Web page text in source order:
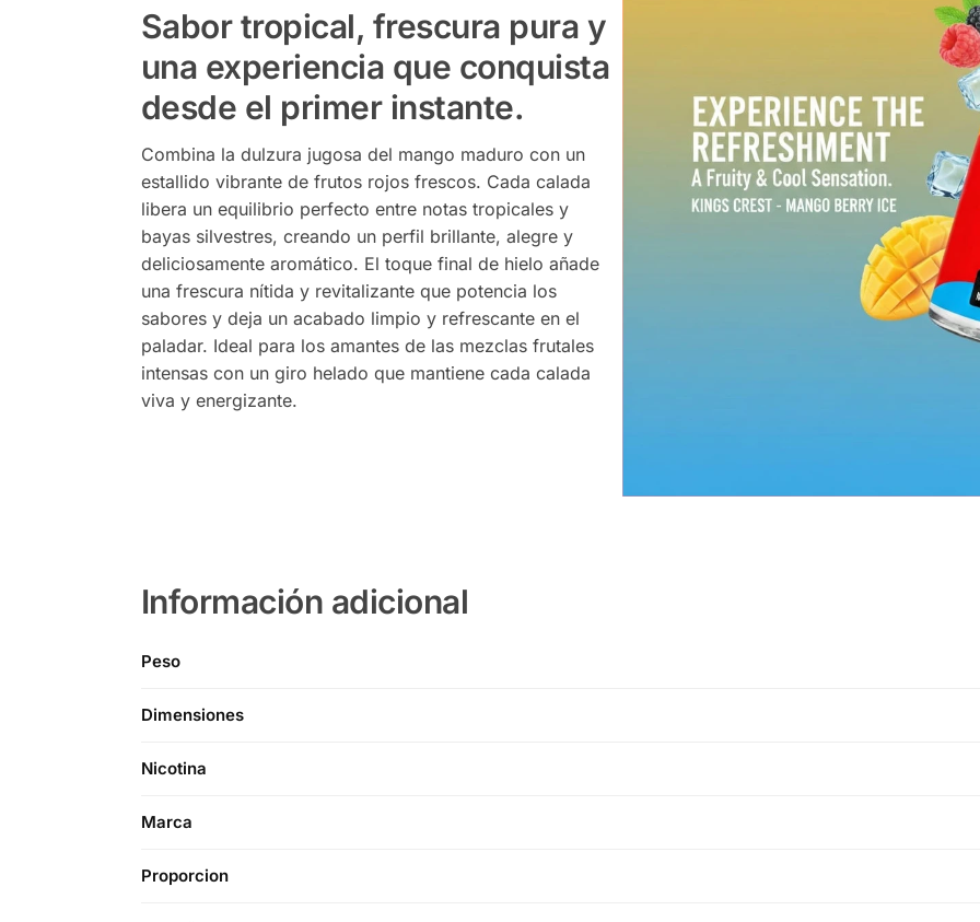
Sabor tropical, frescura pura y
una experiencia que conquista
desde el primer instante.
Combina la dulzura jugosa del mango maduro con un
estallido vibrante de frutos rojos frescos. Cada calada
libera un equilibrio perfecto entre notas tropicales y
bayas silvestres, creando un perfil brillante, alegre y
deliciosamente aromático. El toque final de hielo añade
una frescura nítida y revitalizante que potencia los
sabores y deja un acabado limpio y refrescante en el
paladar. Ideal para los amantes de las mezclas frutales
intensas con un giro helado que mantiene cada calada
viva y energizante.
Información adicional
Peso
Dimensiones
Nicotina
Marca
Proporcion